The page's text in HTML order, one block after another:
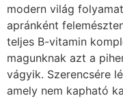
modern világ
apránként
teljes B-vitamin
magunknak azt a
vágyik. Szerencsére
amely nem kapható